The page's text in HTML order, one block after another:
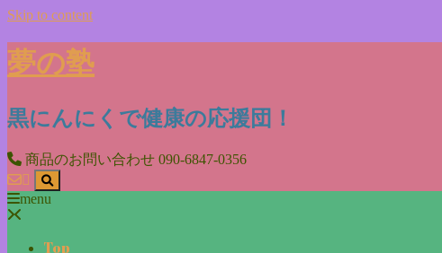
Skip to content
夢の塾
黒にんにくで健康の応援団！
商品のお問い合わせ 090-6847-0356
menu
Top